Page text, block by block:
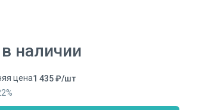
наличии
цена1 435₽/шт
%